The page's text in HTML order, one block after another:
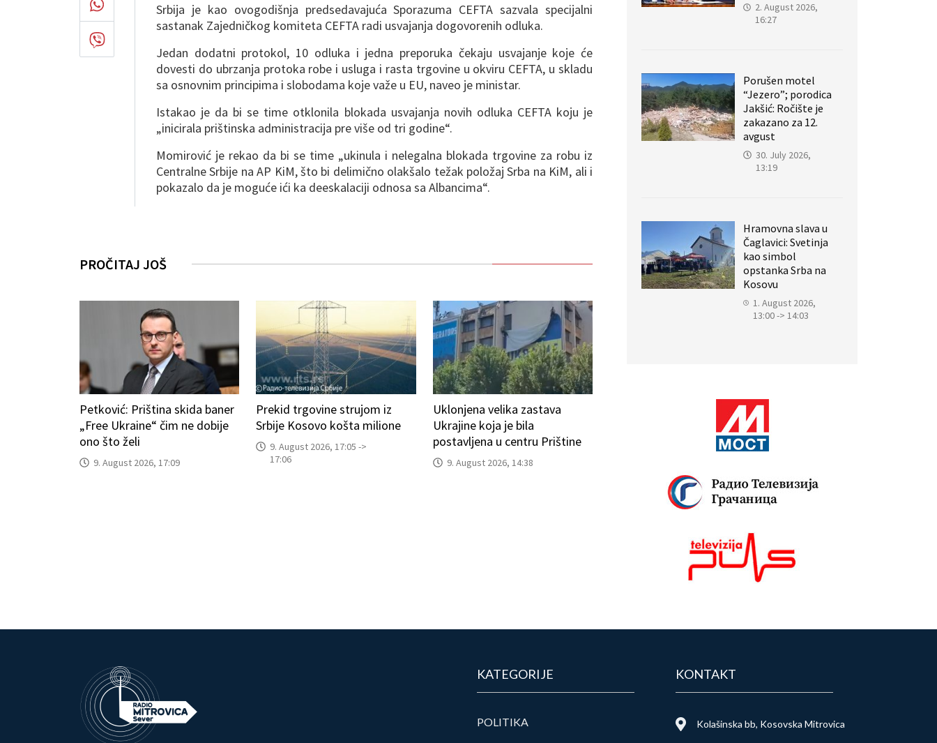
Srbija je kao ovogodišnja predsedavajuća Sporazuma CEFTA sazvala specijalni
sastanak Zajedničkog komiteta CEFTA radi usvajanja dogovorenih odluka.
Jedan dodatni protokol, 10 odluka i jedna preporuka čekaju usvajanje koje će
dovesti do ubrzanja protoka robe i usluga i rasta trgovine u okviru CEFTA, u skladu
sa osnovnim principima i slobodama koje važe u EU, naveo je ministar.
Istakao je da bi se time otklonila blokada usvajanja novih odluka CEFTA koju je
„inicirala prištinska administracija pre više od tri godine“.
Momirović je rekao da bi se time „ukinula i nelegalna blokada trgovine za robu iz
Centralne Srbije na AP KiM, što bi delimično olakšalo težak položaj Srba na KiM, ali i
pokazalo da je moguće ići ka deeskalaciji odnosa sa Albancima“.
PROČITAJ JOŠ
Petković: Priština skida baner
„Free Ukraine“ čim ne dobije
ono što želi
9. August 2026, 17:09
Prekid trgovine strujom iz
Srbije Kosovo košta milione
9. August 2026, 17:05 ->
17:06
Uklonjena velika zastava
Ukrajine koja je bila
postavljena u centru Prištine
9. August 2026, 14:38
2. August 2026,
16:27
Porušen motel
“Jezero”; porodica
Jakšić: Ročište je
zakazano za 12.
avgust
30. July 2026,
13:19
Hramovna slava u
Čaglavici: Svetinja
kao simbol
opstanka Srba na
Kosovu
1. August 2026,
13:00 -> 14:03
KATEGORIJE
POLITIKA
KONTAKT
Kolašinska bb, Kosovska Mitrovica